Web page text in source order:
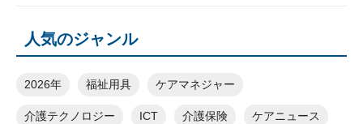
人気のジャンル
2026年 福祉用具 ケアマネジャー
介護テクノロジー ICT 介護保険 ケアニュース